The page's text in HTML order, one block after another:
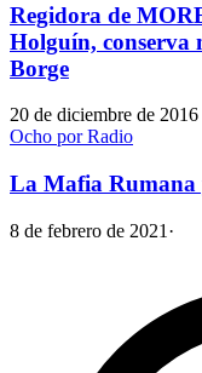
Regidora de
Holguín, conserva
Borge
20 de diciembre de 2016
Ocho por Radio
La Mafia Rumana
8 de febrero de 2021 ·